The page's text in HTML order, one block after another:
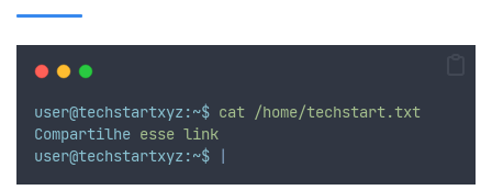
user@techstartxyz:~$ cat /home/techstart.txt
Compartilhe esse link
user@techstartxyz:~$
|